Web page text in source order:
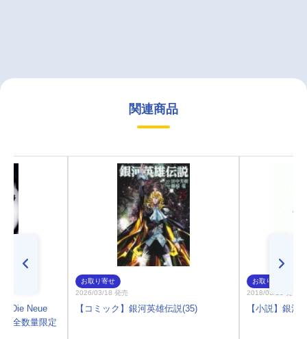
関連商品
Die Neue
完全数量限定
お取り寄せ
2026/03/18 発売
【コミック】銀河英雄伝説(35)
お取り寄せ
2018/03/23 発売
【小説】銀河